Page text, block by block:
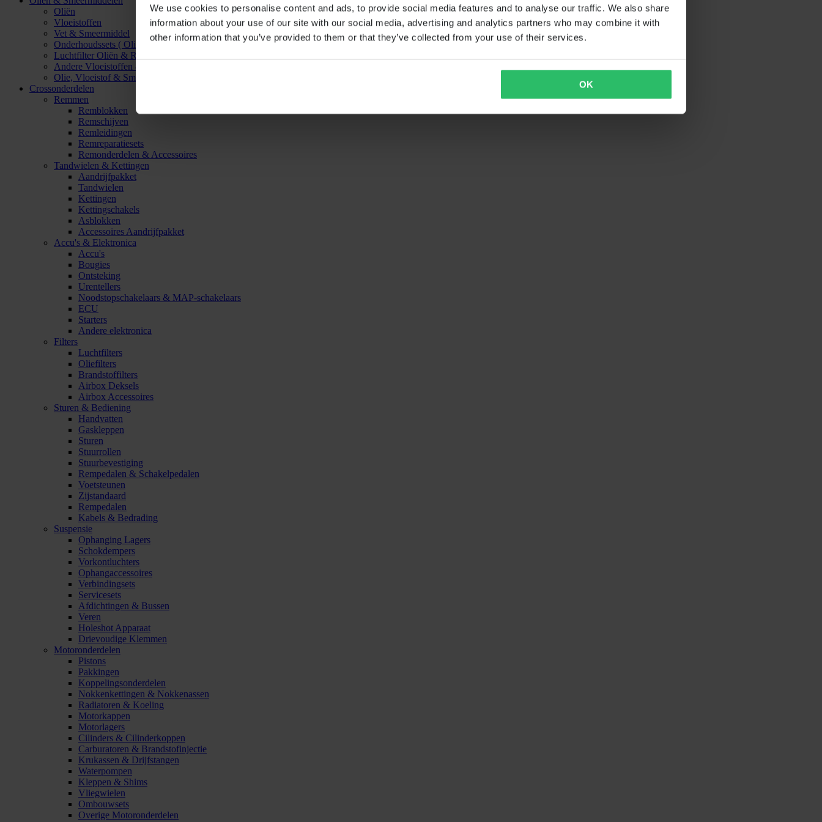
We use cookies to personalise content and ads, to provide social media features and to analyse our traffic. We also share
information about your use of our site with our social media, advertising and analytics partners who may combine it with
other information that you’ve provided to them or that they’ve collected from your use of their services.
OK
Oliën
Vloeistoffen
Vet & Smeermiddel
Onderhoudssets ( Olie & Filter)
Luchtfilter Oliën & Reinigers
Andere Vloeistoffen & Smeermiddelen
Olie, Vloeistof & Smeermiddel Accessoires
Crossonderdelen
Remmen
Remblokken
Remschijven
Remleidingen
Remreparatiesets
Remonderdelen & Accessoires
Tandwielen & Kettingen
Aandrijfpakket
Tandwielen
Kettingen
Kettingschakels
Asblokken
Accessoires Aandrijfpakket
Accu's & Elektronica
Accu's
Bougies
Ontsteking
Urentellers
Noodstopschakelaars & MAP-schakelaars
ECU
Starters
Andere elektronica
Filters
Luchtfilters
Oliefilters
Brandstoffilters
Airbox Deksels
Airbox Accessoires
Sturen & Bediening
Handvatten
Gaskleppen
Sturen
Stuurrollen
Stuurbevestiging
Rempedalen & Schakelpedalen
Voetsteunen
Zijstandaard
Rempedalen
Kabels & Bedrading
Suspensie
Ophanging Lagers
Schokdempers
Vorkontluchters
Ophangaccessoires
Verbindingsets
Servicesets
Afdichtingen & Bussen
Veren
Holeshot Apparaat
Drievoudige Klemmen
Motoronderdelen
Pistons
Pakkingen
Koppelingsonderdelen
Nokkenkettingen & Nokkenassen
Radiatoren & Koeling
Motorkappen
Motorlagers
Cilinders & Cilinderkoppen
Carburatoren & Brandstofinjectie
Krukassen & Drijfstangen
Waterpompen
Kleppen & Shims
Vliegwielen
Ombouwsets
Overige Motoronderdelen